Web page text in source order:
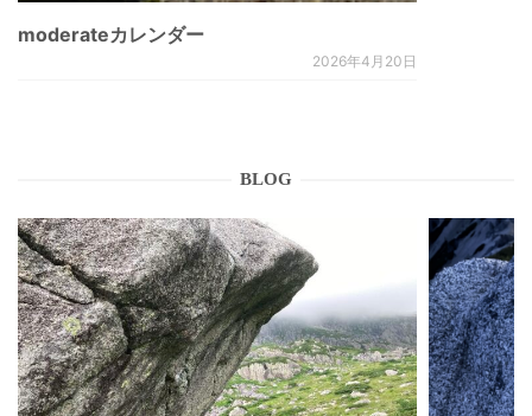
moderateカレンダー
2026年4月20日
BLOG